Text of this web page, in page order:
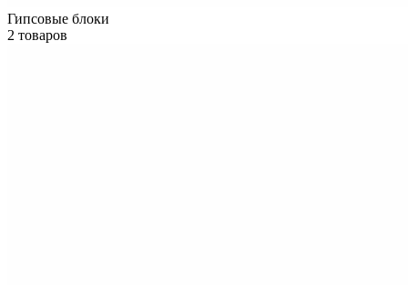
Гипсовые блоки
2 товаров